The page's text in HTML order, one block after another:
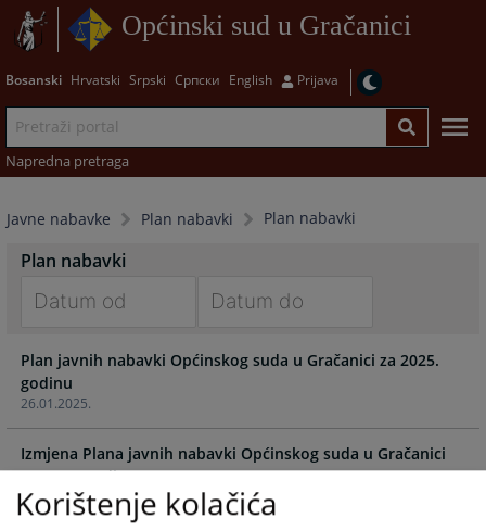
Općinski sud u Gračanici
Bosanski Hrvatski Srpski Српски English Prijava
Napredna pretraga
Javne nabavke Plan nabavki Plan nabavki
Plan nabavki
forward
to
interact
with
the
and
forward
with
the
and
26.01.2025.
Plan javnih nabavki Općinskog suda u Gračanici za 2025.
godinu
03.10.2024.
Izmjena Plana javnih nabavki Općinskog suda u Gračanici
za 2024. godinu II
Korištenje kolačića